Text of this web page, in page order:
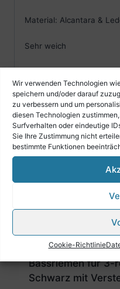
Wir verwenden Technologien
speichern und/oder darauf
zu verbessern und um
diesen Technologien
Surfverhalten oder eindeutige
Sie Ihre Zustimmung nicht
bestimmte Funktionen
Cookie-Richtlinie
Material: Alcantara &
Sehr weich
mit Spindel in Chrom
montiert)
Ähnliche
Bassriemen für 3-
Schwarz mit